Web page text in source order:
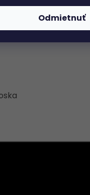
Odmietnuť